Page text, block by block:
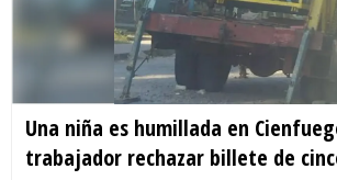
Una niña es humillada en
trabajador rechazar billete de